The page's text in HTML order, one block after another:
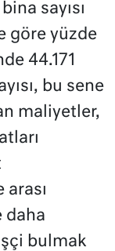
sayısı
göre yüzde
44.171
bu sene
maliyetler,
daha
bulmak